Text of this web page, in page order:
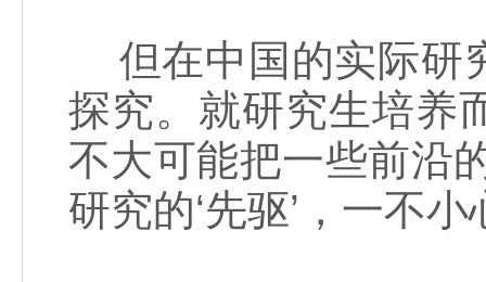
但在中国的实际研
探究。就研究生培养
不大可能把一些前沿
研究的‘先驱’，一不